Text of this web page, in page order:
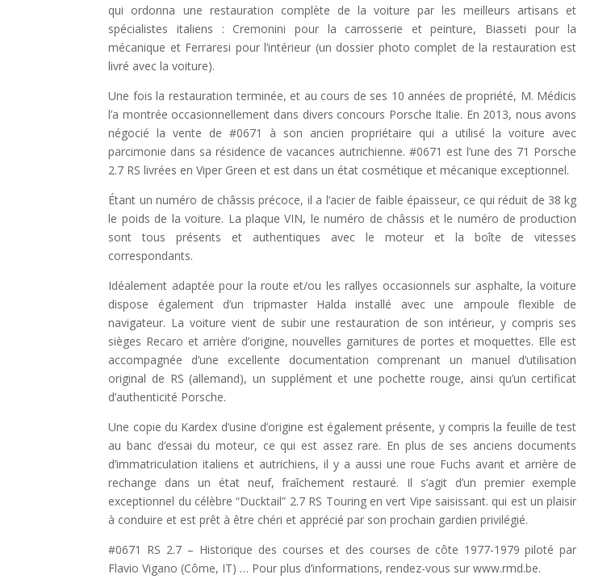
qui ordonna une restauration complète de la voiture par les meilleurs artisans et
spécialistes italiens : Cremonini pour la carrosserie et peinture, Biasseti pour la
mécanique et Ferraresi pour l’intérieur (un dossier photo complet de la restauration est
livré avec la voiture).
Une fois la restauration terminée, et au cours de ses 10 années de propriété, M. Médicis
l’a montrée occasionnellement dans divers concours Porsche Italie. En 2013, nous avons
négocié la vente de #0671 à son ancien propriétaire qui a utilisé la voiture avec
parcimonie dans sa résidence de vacances autrichienne. #0671 est l’une des 71 Porsche
2.7 RS livrées en Viper Green et est dans un état cosmétique et mécanique exceptionnel.
Étant un numéro de châssis précoce, il a l’acier de faible épaisseur, ce qui réduit de 38 kg
le poids de la voiture. La plaque VIN, le numéro de châssis et le numéro de production
sont tous présents et authentiques avec le moteur et la boîte de vitesses
correspondants.
Idéalement adaptée pour la route et/ou les rallyes occasionnels sur asphalte, la voiture
dispose également d’un tripmaster Halda installé avec une ampoule flexible de
navigateur. La voiture vient de subir une restauration de son intérieur, y compris ses
sièges Recaro et arrière d’origine, nouvelles garnitures de portes et moquettes. Elle est
accompagnée d’une excellente documentation comprenant un manuel d’utilisation
original de RS (allemand), un supplément et une pochette rouge, ainsi qu’un certificat
d’authenticité Porsche.
Une copie du Kardex d’usine d’origine est également présente, y compris la feuille de test
au banc d’essai du moteur, ce qui est assez rare. En plus de ses anciens documents
d’immatriculation italiens et autrichiens, il y a aussi une roue Fuchs avant et arrière de
rechange dans un état neuf, fraîchement restauré. Il s’agit d’un premier exemple
exceptionnel du célèbre “Ducktail” 2.7 RS Touring en vert Vipe saisissant. qui est un plaisir
à conduire et est prêt à être chéri et apprécié par son prochain gardien privilégié.
#0671 RS 2.7 – Historique des courses et des courses de côte 1977-1979 piloté par
Flavio Vigano (Côme, IT) … Pour plus d’informations, rendez-vous sur www.rmd.be.